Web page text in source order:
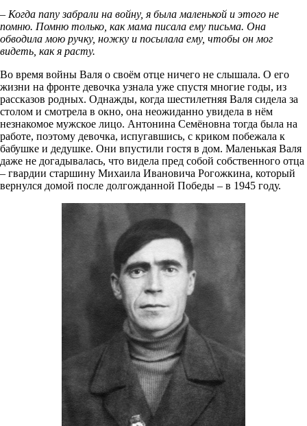
– Когда папу забрали на войну, я была маленькой и этого не
помню. Помню только, как мама писала ему письма. Она
обводила мою ручку, ножку и посылала ему, чтобы он мог
видеть, как я расту.
Во время войны Валя о своём отце ничего не слышала. О его
жизни на фронте девочка узнала уже спустя многие годы, из
рассказов родных. Однажды, когда шестилетняя Валя сидела за
столом и смотрела в окно, она неожиданно увидела в нём
незнакомое мужское лицо. Антонина Семёновна тогда была на
работе, поэтому девочка, испугавшись, с криком побежала к
бабушке и дедушке. Они впустили гостя в дом. Маленькая Валя
даже не догадывалась, что видела пред собой собственного отца
– гвардии старшину Михаила Ивановича Рогожкина, который
вернулся домой после долгожданной Победы – в 1945 году.